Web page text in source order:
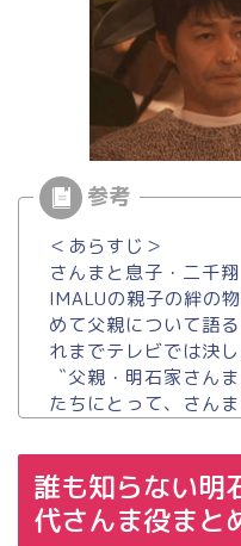
＜あらすじ＞
さんまと息子・二千
IMALUの親子の絆の
めて父親について語
れまでテレビでは決
〝父親・明石家さん
たちにとって、さん
誰も知らない明
代さんま役まと